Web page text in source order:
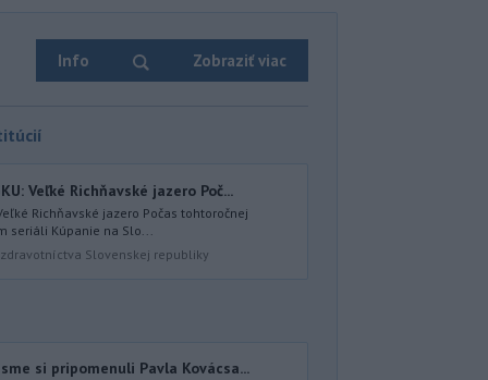
Info Zobraziť viac
Veľké Richňavské jazero Poč...
Veľké Richňavské jazero Počas tohtoročnej
seriáli Kúpanie na Slo...
Slovenskej republiky
si pripomenuli Pavla Kovácsa...